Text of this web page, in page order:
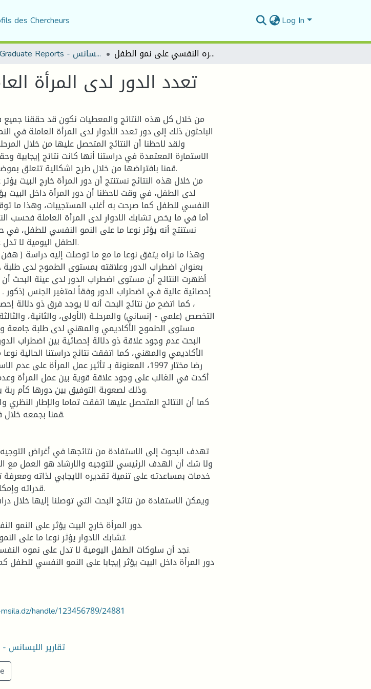
des Chercheurs Log In
Graduate Reports - تقارير الليسانس تعدد الدور لدى المرأة العاملة وأثره النفسي على نمو الطفل
تعدد الدور لدى المرأة
من خلال كل هذه النتائج والمعطيات نكون قد حققنا جميع
الباحثون ذلك إلى دور تعدد الأدوار لدى المرأة العاملة في
ولقد لاحظنا أن النتائج المتحصل عليها من خلال
الاستمارة المعتمدة في دراستنا أنها كانت نتائج إيجابية
قمنا بافتراضها من خلال طرح اشكالية تتعلق
من خلال هذه النتائج نستنتج أن دور المرأة خارج البيت
لدى الطفل، في وقت لاحظنا أن دور المرأة داخل البيت
النفسي للطفل كما صرحت به أغلب المستجيبات، وهذا ما
أما في ما يخص تشابك الادوار لدى المرأة العاملة فحسب
نستنتج أنه يؤثر نوعا ما على النمو النفسي للطفل،
الطفل اليومية لا
بعنوان اضطراب الدور وعلاقته بمستوى الطموح لدى
أظهرت النتائج أن مستوى اضطراب الدور لدى عینة البحث أن
إحصائية عالية فـي اضطراب الدور وفقاً لمتغیر الجنس (ذكور ـ
، كما اتضح من نتائج البحث أنه لا یوجد فرق ذو دلالة
التخصص (علمي - إنساني) والمرحلـة (الأولى، والثانیة،
مستوى الطموح الأكادیمي والمهني لدى طلبة جامعة
البحث عدم وجود علاقة ذو دلالة إحصائیة بین اضطراب
الأكادیمي والمهني، كما اتفقت نتائج دراستنا الحالية
رضا مختار 1997، المعنونة بـ تأثير عمل المرأة على
أكدت في الغالب على وجود علاقة قوية بين عمل المرأة
وذلك لصعوبة التوفيق بين دورها كأم ربة
كما أن النتائج المتحصل عليها اتفقت تماما والإطار النظري
قمنا بجمعه خلال
تهدف البحوث إلى الاستفادة من نتائجها في أغراض
ولا شك أن الهدف الرئيسي للتوجيه والارشاد هو العمل مع
خدمات بمساعدته على تنمية تقديره الايجابي لذاته
قدراته
handle/123456789/24881
Graduate Reports - تقارير الليسانس